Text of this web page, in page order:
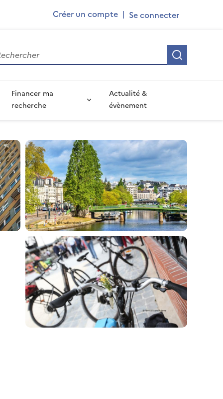
Ademe
menu
Créer un compte |
Financer ma
recherche
Actualité &
évènement